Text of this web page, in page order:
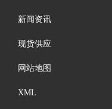
新闻资讯
现货供应
网站地图
XML